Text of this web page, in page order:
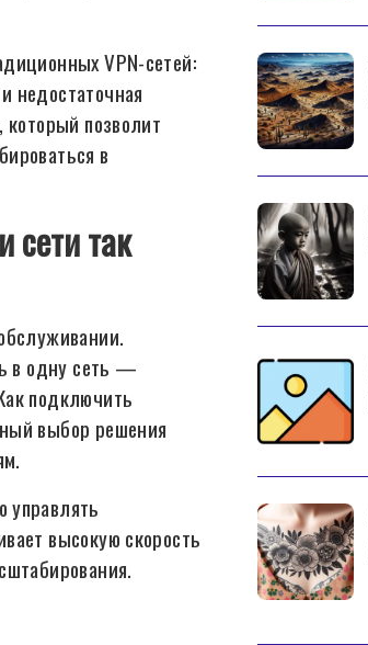
VPN-сетей:
недостаточная
который позволит
в
сети так
в одну сеть —
подключить
выбор решения
высокую скорость